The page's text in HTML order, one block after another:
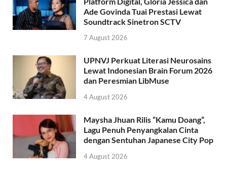
Ade Govinda Tuai Prestasi Lewat
Soundtrack Sinetron SCTV
7 August 2026
UPNVJ Perkuat Literasi Neurosains
Lewat Indonesian Brain Forum 2026
dan Peresmian LibMuse
4 August 2026
Maysha Jhuan Rilis “Kamu Doang”,
Lagu Penuh Penyangkalan Cinta
dengan Sentuhan Japanese City Pop
4 August 2026